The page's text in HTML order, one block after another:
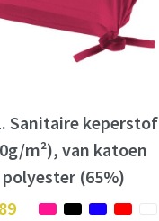
Sanitaire keperstof
m²), van katoen
polyester (65%)